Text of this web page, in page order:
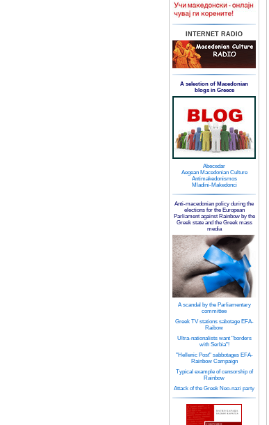
INTERNET RADIO
A selection of Macedonian
blogs in Greece
Abecedar
Aegean Macedonian Culture
Antimakedonismos
Mladini-Makedonci
Anti-macedonian policy during the
elections for the European
Parliament against Rainbow by the
Greek state and the Greek mass
media
A scandal by the Parliamentary
committee
Greek TV stations sabotage EFA-
Raibow
Ultra-nationalists want "borders
with Serbia"!
"Hellenic Post" sabbotages EFA-
Rainbow Campaign
Typical example of censorship of
Rainbow
Attack of the Greek Neo-nazi party